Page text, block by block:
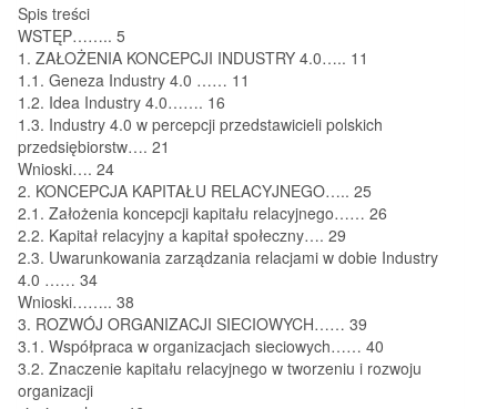
Spis treści
WSTĘP…….. 5
1. ZAŁOŻENIA KONCEPCJI INDUSTRY 4.0….. 11
1.1. Geneza Industry 4.0 …… 11
1.2. Idea Industry 4.0……. 16
1.3. Industry 4.0 w percepcji przedstawicieli polskich
przedsiębiorstw…. 21
Wnioski…. 24
2. KONCEPCJA KAPITAŁU RELACYJNEGO….. 25
2.1. Założenia koncepcji kapitału relacyjnego…… 26
2.2. Kapitał relacyjny a kapitał społeczny…. 29
2.3. Uwarunkowania zarządzania relacjami w dobie Industry
4.0 …… 34
Wnioski…….. 38
3. ROZWÓJ ORGANIZACJI SIECIOWYCH…… 39
3.1. Współpraca w organizacjach sieciowych…… 40
3.2. Znaczenie kapitału relacyjnego w tworzeniu i rozwoju
organizacji